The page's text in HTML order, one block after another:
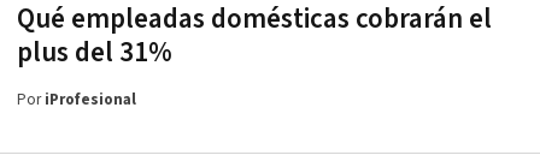
Qué empleadas domésticas cobrarán el
plus del 31%
PoriProfesional